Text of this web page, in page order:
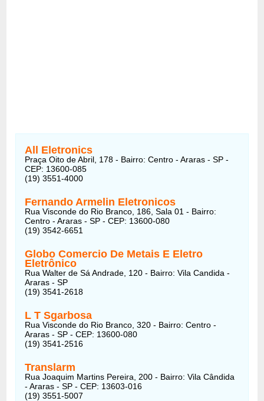
All Eletronics
Praça Oito de Abril, 178 - Bairro: Centro - Araras - SP -
CEP: 13600-085
(19) 3551-4000
Fernando Armelin Eletronicos
Rua Visconde do Rio Branco, 186, Sala 01 - Bairro:
Centro - Araras - SP - CEP: 13600-080
(19) 3542-6651
Globo Comercio De Metais E Eletro
Eletrônico
Rua Walter de Sá Andrade, 120 - Bairro: Vila Candida -
Araras - SP
(19) 3541-2618
L T Sgarbosa
Rua Visconde do Rio Branco, 320 - Bairro: Centro -
Araras - SP - CEP: 13600-080
(19) 3541-2516
Translarm
Rua Joaquim Martins Pereira, 200 - Bairro: Vila Cândida
- Araras - SP - CEP: 13603-016
(19) 3551-5007